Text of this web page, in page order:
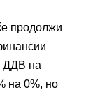
продолжи
ДДВ на
на 0%, но